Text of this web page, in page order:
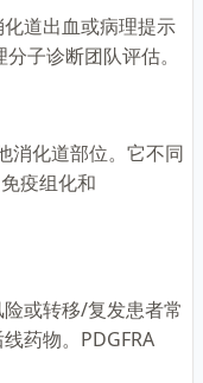
道出血或病理提示
子诊断团队评估。
消化道部位。它不同
疫组化和
或转移/复发患者常
药物。PDGFRA